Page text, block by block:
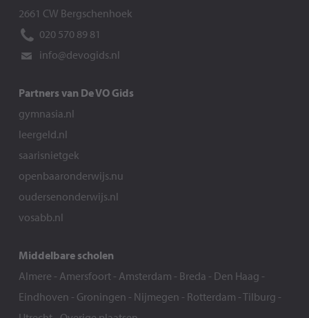
2661 CW Bergschenhoek
020 570 89 81
info@devogids.nl
Partners van De VO Gids
gymnasia.nl
leergeld.nl
saarisnietgek
openbaaronderwijs.nu
oudersenonderwijs.nl
vosabb.nl
Middelbare scholen
Almere - Amersfoort- Amsterdam - Breda - Den Haag -
Eindhoven - Groningen - Nijmegen - Rotterdam -Tilburg -